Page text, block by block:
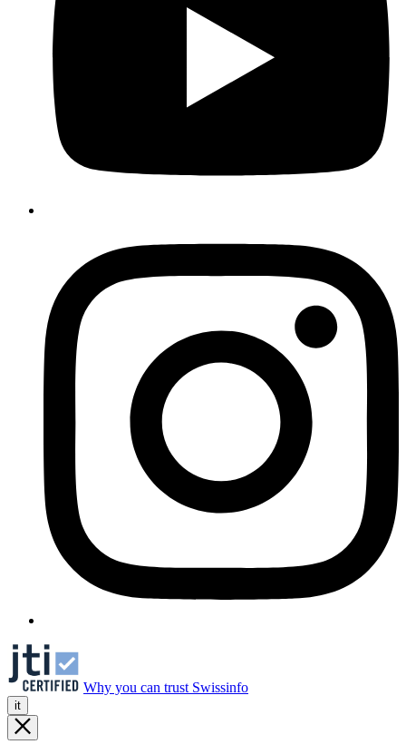
Why you can trust Swissinfo
it